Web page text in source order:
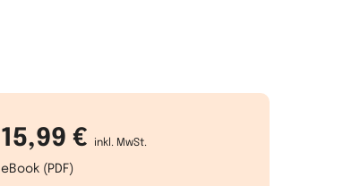
15,99 € inkl. MwSt.
eBook (PDF)